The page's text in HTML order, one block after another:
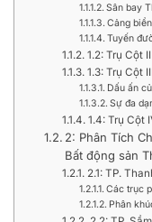
Sân bay
Cảng
Tuyến
1.2: Trụ Cột
1.3: Trụ Cột
Dấu ấn
Sự đa
1.4: Trụ Cột
2: Phân Tích
Bất động sản
2.1: TP.
Các trục
Phân